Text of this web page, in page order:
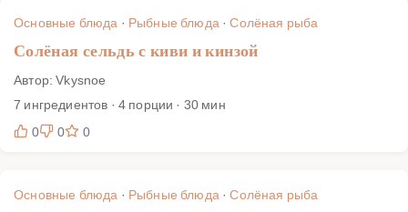
Основные блюда · Рыбные блюда·Солёная рыба
Солёная сельдь с киви и кинзой
Автор: Vkysnoe
7 ингредиентов · 4 порции · 30 мин
0
0 0
Основные блюда · Рыбные блюда·Солёная рыба